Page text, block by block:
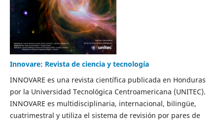
Innovare: Revista de ciencia y tecnología
INNOVARE es una revista científica publicada en Honduras
por la Universidad Tecnológica Centroamericana (UNITEC).
INNOVARE es multidisciplinaria, internacional, bilingüe,
cuatrimestral y utiliza el sistema de revisión por pares de